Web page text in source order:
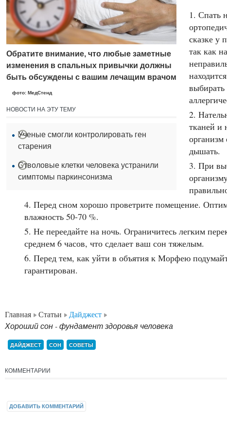
Обратите внимание, что любые заметные
изменения в спальных привычки должны
быть обсуждены с вашим лечащим врачом
фото: МедСтенд
НОВОСТИ НА ЭТУ ТЕМУ
Ученые смогли контролировать ген
старения
Стволовые клетки человека устранили
симптомы паркинсонизма
Спать
сказке у
так как
выбирать
тканей и
организм
дышать.
При
Перед сном хорошо проветрите помещение.
влажность 50-70 %.
Не переедайте на ночь. Ограничитесь легким
среднем 6 часов, что сделает ваш сон тяжелым.
Перед тем, как уйти в объятия к Морфею
гарантирован.
Главная Статьи
Дайджест
Хороший сон - фундамент здоровья человека
ДАЙДЖЕСТ СОН СОВЕТЫ
КОММЕНТАРИИ
ДОБАВИТЬ КОММЕНТАРИЙ